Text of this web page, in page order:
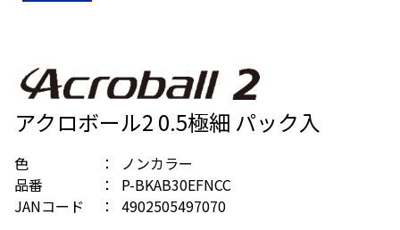
アクロボール2 0.5極細 パック入
色
ノンカラー
品番
P-BKAB30EFNCC
JANコード
4902505497070